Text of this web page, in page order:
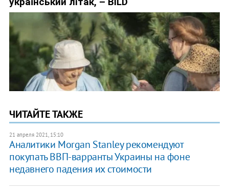
ЧИТАЙТЕ ТАКЖЕ
21 апреля 2021, 15:10
Аналитики Morgan Stanley рекомендуют
покупать ВВП-варранты Украины на фоне
недавнего падения их стоимости